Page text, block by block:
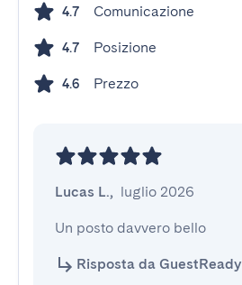
4.7 Comunicazione
4.7 Posizione
4.6 Prezzo
Lucas L., luglio 2026
Un posto davvero bello
Risposta da GuestReady